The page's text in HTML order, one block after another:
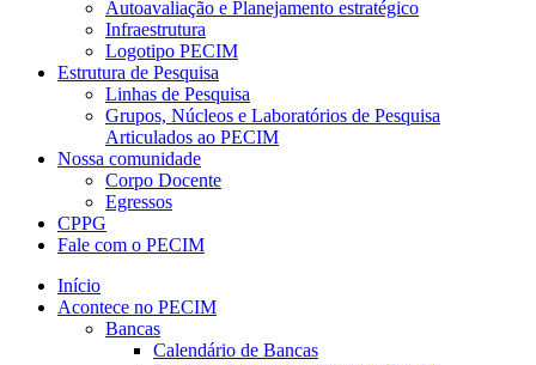
Autoavaliação e Planejamento estratégico
Infraestrutura
Logotipo PECIM
Estrutura de Pesquisa
Linhas de Pesquisa
Grupos, Núcleos e Laboratórios de Pesquisa
Articulados ao PECIM
Nossa comunidade
Corpo Docente
Egressos
CPPG
Fale com o PECIM
Início
Acontece no PECIM
Bancas
Calendário de Bancas